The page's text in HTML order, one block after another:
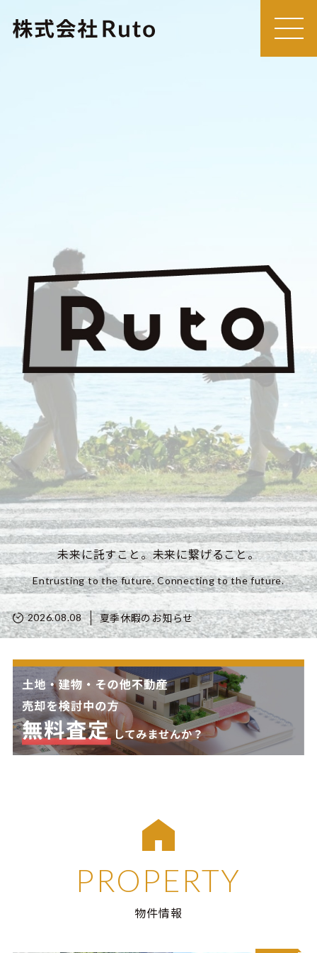
MEN
U
未来に託すこと。未来に繋げること。
Entrusting to the future. Connecting to the future.
2026.08.08 夏季休暇のお知らせ
PROPERTY
物件情報